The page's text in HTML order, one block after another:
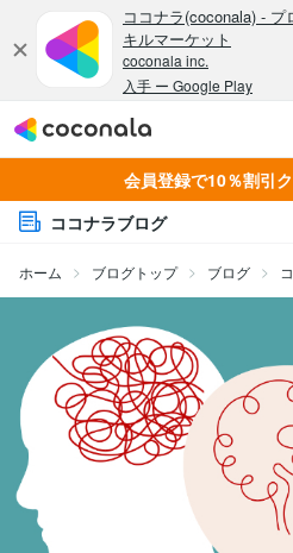
会員登録で10％割引
ココナラブログ
ホーム ブログトップ ブログ